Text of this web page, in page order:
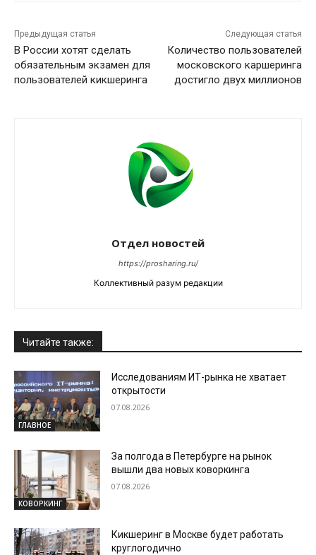
Предыдущая статья
В России хотят сделать
обязательным экзамен для
пользователей кикшеринга
Следующая статья
Количество пользователей
московского каршеринга
достигло двух миллионов
Отдел новостей
https://prosharing.ru/
Коллективный разум редакции
Читайте также:
ГЛАВНОЕ
Исследованиям ИТ-рынка не хватает
открытости
07.08.2026
КОВОРКИНГ
За полгода в Петербурге на рынок
вышли два новых коворкинга
07.08.2026
Кикшеринг в Москве будет работать
круглогодично